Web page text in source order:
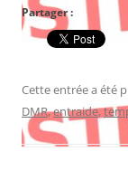
Partager :
Cette entrée a été
DMR,entraide,